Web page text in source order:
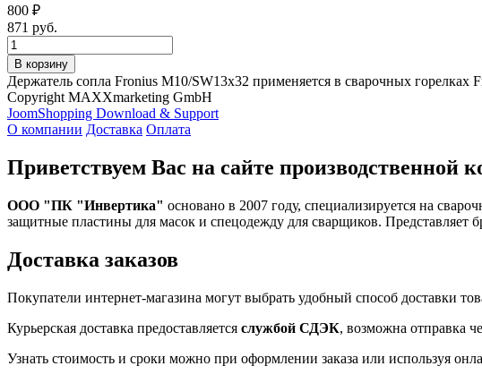
800 ₽
871 руб.
Держатель сопла Fronius M10/SW13x32 применяется в сварочных горелках
Copyright MAXXmarketing GmbH
JoomShopping Download & Support
О компании Доставка Оплата
Приветствуем Вас на сайте
ООО "ПК "Инвертика" основано в 2007 году, специализируется на
защитные пластины для масок и спецодежду для сварщиков. Представляет
Доставка заказов
Покупатели интернет-магазина могут выбрать удобный способ доставки
Курьерская доставка предоставляется службой СДЭК, возможна отправка
Узнать стоимость и сроки можно при оформлении заказа или используя